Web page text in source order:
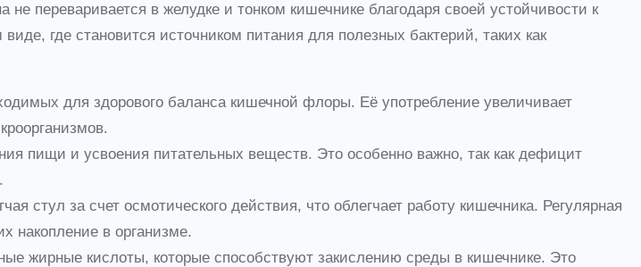
переваривается в желудке и тонком кишечнике благодаря своей устойчивости к
где становится источником питания для полезных бактерий, таких как
для здорового баланса кишечной флоры. Её употребление увеличивает
пищи и усвоения питательных веществ. Это особенно важно, так как дефицит
за счет осмотического действия, что облегчает работу кишечника. Регулярная
накопление в организме.
жирные кислоты, которые способствуют закислению среды в кишечнике. Это